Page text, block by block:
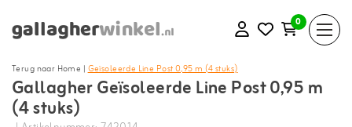
0
Terug naar Home |Geïsoleerde Line Post 0,95 m (4 stuks)
Gallagher Geïsoleerde Line Post 0,95 m
(4 stuks)